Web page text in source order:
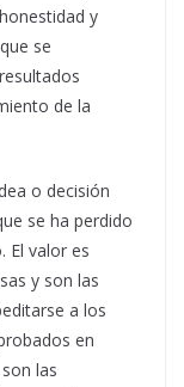
y
se
de la
o decisión
se ha perdido
El valor es
y son las
a los
en
las